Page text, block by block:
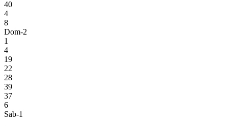
40
4
8
Dom-2
1
4
19
22
28
39
37
6
Sab-1